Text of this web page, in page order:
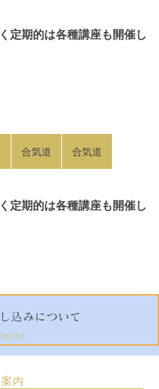
定期的は各種講座も開催し
合気道 合気道
定期的は各種講座も開催し
内